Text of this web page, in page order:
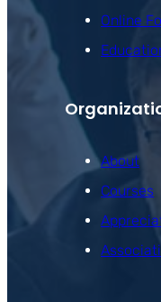
Online
About
Courses